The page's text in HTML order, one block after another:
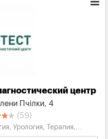
центр
Пчілки, 4
(59)
Урология, Терапия,